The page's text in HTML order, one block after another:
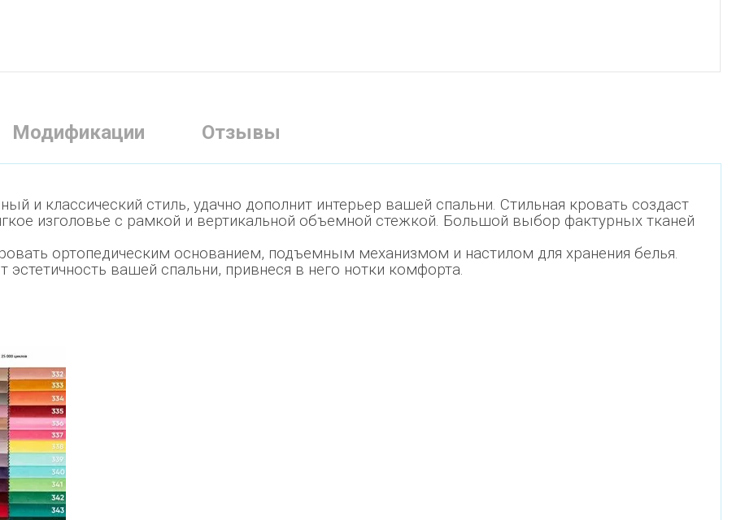
Модификации Отзывы
и классический стиль, удачно дополнит интерьер вашей спальни. Стильная кровать создаст
изголовье с рамкой и вертикальной объемной стежкой. Большой выбор фактурных тканей
ортопедическим основанием, подъемным механизмом и настилом для хранения белья.
вашей спальни, привнеся в него нотки комфорта.